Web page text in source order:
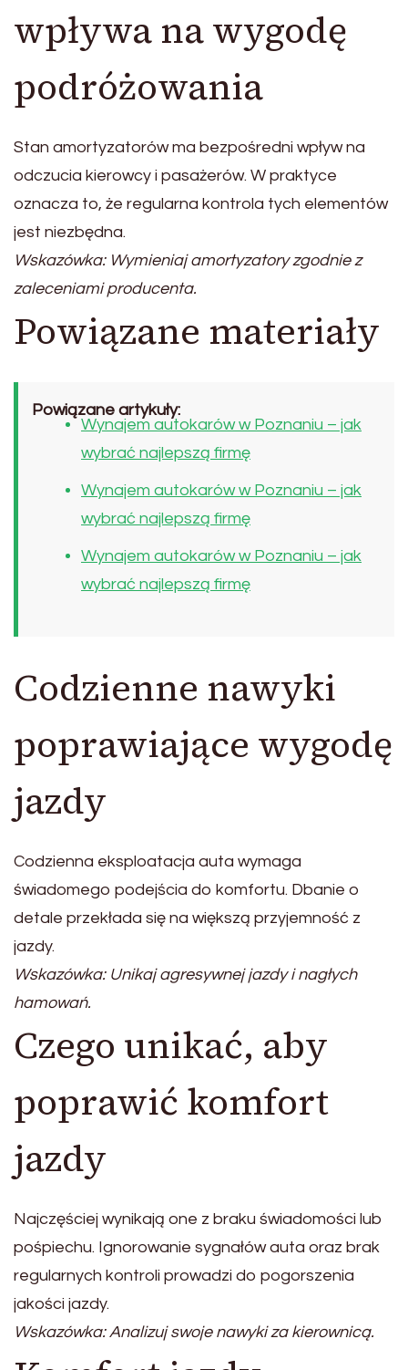
wpływa na wygodę
podróżowania
Stan amortyzatorów ma bezpośredni wpływ na
odczucia kierowcy i pasażerów. W praktyce
oznacza to, że regularna kontrola tych elementów
jest niezbędna.
Wskazówka: Wymieniaj amortyzatory zgodnie z
zaleceniami producenta.
Powiązane materiały
Powiązane artykuły:
Wynajem autokarów w Poznaniu – jak
wybrać najlepszą firmę
Wynajem autokarów w Poznaniu – jak
wybrać najlepszą firmę
Wynajem autokarów w Poznaniu – jak
wybrać najlepszą firmę
Codzienne nawyki
poprawiające wygodę
jazdy
Codzienna eksploatacja auta wymaga
świadomego podejścia do komfortu. Dbanie o
detale przekłada się na większą przyjemność z
jazdy.
Wskazówka: Unikaj agresywnej jazdy i nagłych
hamowań.
Czego unikać, aby
poprawić komfort
jazdy
Najczęściej wynikają one z braku świadomości lub
pośpiechu. Ignorowanie sygnałów auta oraz brak
regularnych kontroli prowadzi do pogorszenia
jakości jazdy.
Wskazówka: Analizuj swoje nawyki za kierownicą.